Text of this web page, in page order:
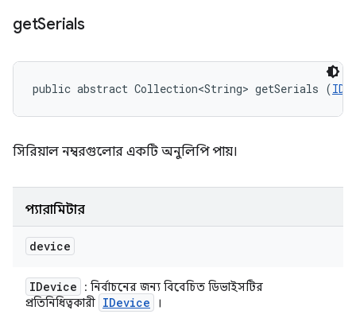
getSerials
public abstract Collection<String> getSerials (
সিরিয়াল নম্বরগুলোর একটি অনুলিপি পায়।
প্যারামিটার
device
IDevice
: নির্বাচনের জন্য বিবেচিত ডিভাইসটির
প্রতিনিধিত্বকারী IDevice ।